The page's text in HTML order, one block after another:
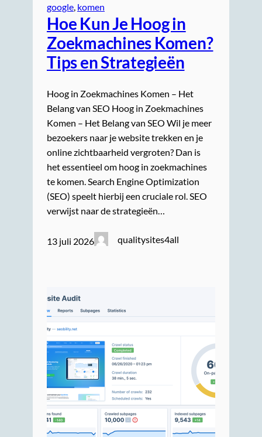
google, komen
Hoe Kun Je Hoog in
Zoekmachines Komen?
Tips en Strategieën
Hoog in Zoekmachines Komen – Het
Belang van SEO Hoog in Zoekmachines
Komen – Het Belang van SEO Wil je meer
bezoekers naar je website trekken en je
online zichtbaarheid vergroten? Dan is
het essentieel om hoog in zoekmachines
te komen. Search Engine Optimization
(SEO) speelt hierbij een cruciale rol. SEO
verwijst naar de strategieën…
13 juli 2026 qualitysites4all